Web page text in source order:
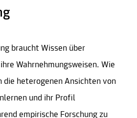
braucht Wissen über
Wahrnehmungsweisen. Wie
die heterogenen Ansichten von
und ihr Profil
empirische Forschung zu